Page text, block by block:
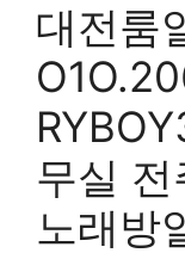
대전룸
무실
노래방